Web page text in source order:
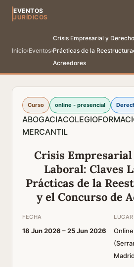
EVENTOS
JURÍDICOS
Inicio›Eventos›
Crisis Empresarial y
Prácticas de la
Acreedores
Curso online - presencial
ABOGACIACOLEGIO
MERCANTIL
Crisis
Laboral: Claves
Prácticas de la
y el Concurso de
FECHA
18 Jun 2026 –25 Jun 2026
LUGAR
Madrid